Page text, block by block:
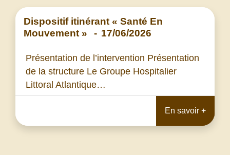
Dispositif itinérant « Santé En
Mouvement »
- 17/06/2026
Présentation de l’intervention Présentation
de la structure Le Groupe Hospitalier
Littoral Atlantique…
En savoir +